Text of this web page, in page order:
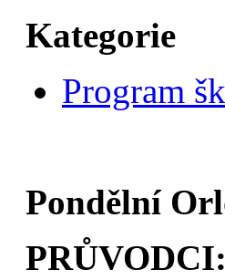
Kategorie
Program
Pondělní